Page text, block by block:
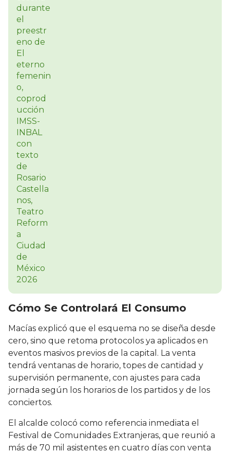
Cómo Se Controlará El Consumo
Macías explicó que el esquema no se diseña desde
cero, sino que retoma protocolos ya aplicados en
eventos masivos previos de la capital. La venta
tendrá ventanas de horario, topes de cantidad y
supervisión permanente, con ajustes para cada
jornada según los horarios de los partidos y de los
conciertos.
El alcalde colocó como referencia inmediata el
Festival de Comunidades Extranjeras, que reunió a
más de 70 mil asistentes en cuatro días con venta